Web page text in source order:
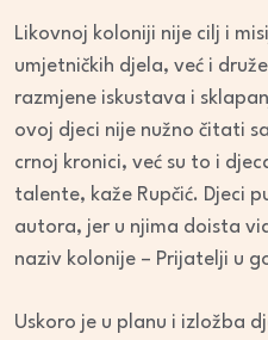
Likovnoj koloniji nije cilj i
umjetničkih djela, već i
razmjene iskustava i
ovoj djeci nije nužno čitati
crnoj kronici, već su to i
talente, kaže Rupčić. Djeci
autora, jer u njima doista
naziv kolonije – Prijatelji u
Uskoro je u planu i izložba